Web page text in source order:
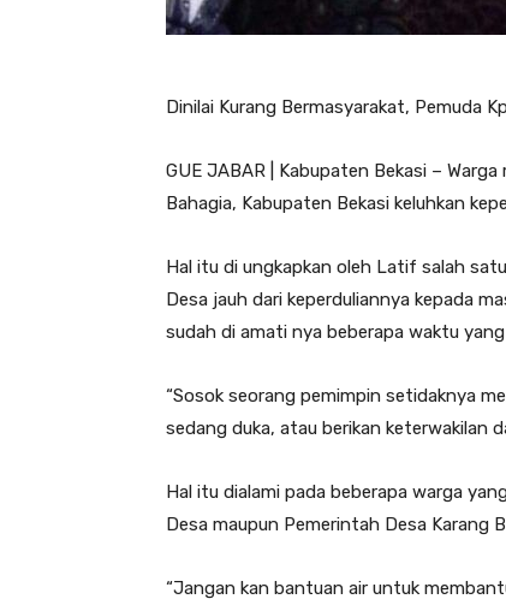
Dinilai Kurang Bermasyarakat, Pemuda
GUE JABAR | Kabupaten Bekasi –
Bahagia, Kabupaten Bekasi keluhkan
Hal itu di ungkapkan oleh Latif salah
Desa jauh dari keperduliannya kepada
sudah di amati nya beberapa waktu yang
“Sosok seorang pemimpin setidaknya
sedang duka, atau berikan keterwakilan
Hal itu dialami pada beberapa warga
Desa maupun Pemerintah Desa Karang
“Jangan kan bantuan air untuk